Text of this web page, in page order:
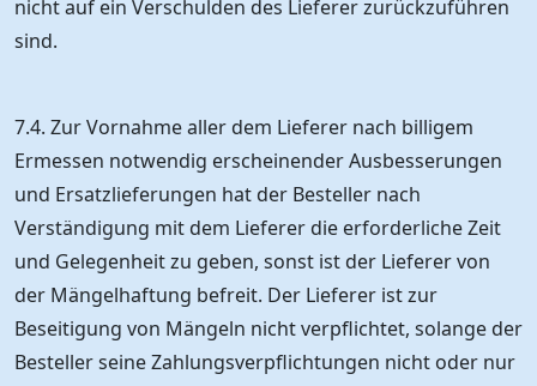
nicht auf ein Verschulden des Lieferer zurückzuführen
sind.
7.4. Zur Vornahme aller dem Lieferer nach billigem
Ermessen notwendig erscheinender Ausbesserungen
und Ersatzlieferungen hat der Besteller nach
Verständigung mit dem Lieferer die erforderliche Zeit
und Gelegenheit zu geben, sonst ist der Lieferer von
der Mängelhaftung befreit. Der Lieferer ist zur
Beseitigung von Mängeln nicht verpflichtet, solange der
Besteller seine Zahlungsverpflichtungen nicht oder nur